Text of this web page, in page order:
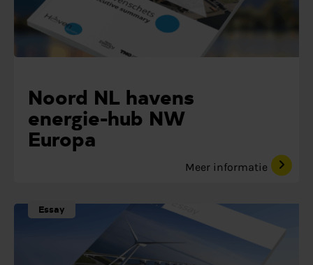
Noord NL havens
energie-hub NW
Europa
Meer informatie
Essay